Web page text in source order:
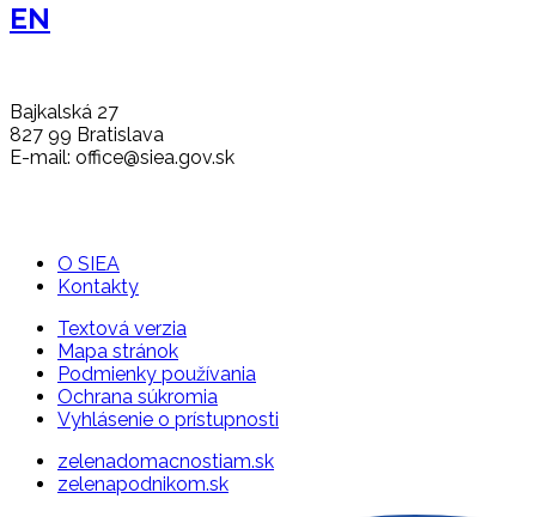
EN
Bajkalská 27
827 99 Bratislava
E-mail: office@siea.gov.sk
O SIEA
Kontakty
Textová verzia
Mapa stránok
Podmienky používania
Ochrana súkromia
Vyhlásenie o prístupnosti
zelenadomacnostiam.sk
zelenapodnikom.sk